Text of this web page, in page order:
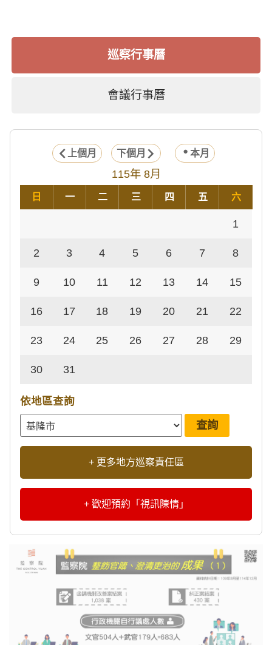
巡察行事曆
會議行事曆
上個月 下個月 本月
115年 8月
日 一 二 三 四 五 六
1
2 3 4 5 6 7 8
9 10 11 12 13 14 15
16 17 18 19 20 21 22
23 24 25 26 27 28 29
30 31
依地區查詢
+ 更多地方巡察責任區
+ 歡迎預約「視訊陳情」